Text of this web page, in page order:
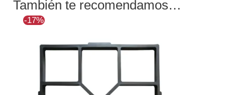
También te recomendamos…
-17%
era:
$12.351.
es: